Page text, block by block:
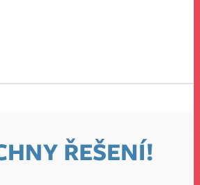
ŘEŠENÍ!